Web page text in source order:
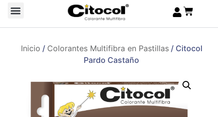
Inicio / Colorantes Multifibra en Pastillas/ Citocol
Pardo Castaño